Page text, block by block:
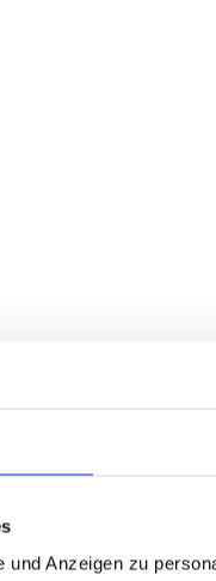
Anzeigen zu